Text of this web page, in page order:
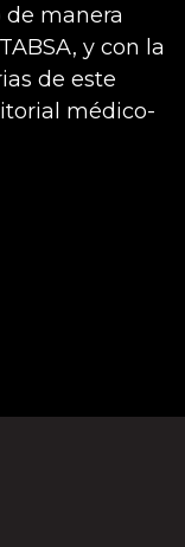
manera
y con la
de este
médico-